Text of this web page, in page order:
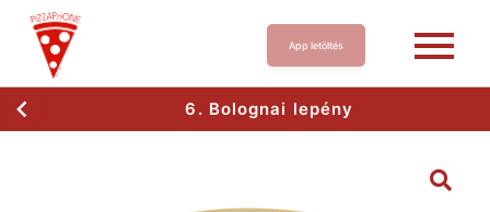
App letöltés
6. Bolognai lepény